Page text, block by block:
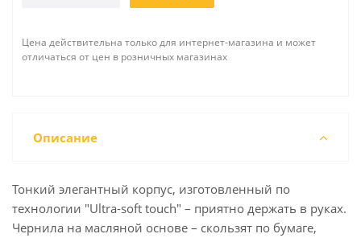
Цена действительна только для интернет-магазина и может
отличаться от цен в розничных магазинах
Описание
Тонкий элегантный корпус, изготовленный по
технологии "Ultra-soft touch" – приятно держать в руках.
Чернила на масляной основе – скользят по бумаге,